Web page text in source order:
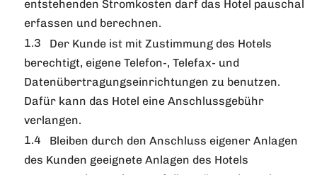
entstehenden Stromkosten darf das Hotel pauschal
erfassen und berechnen.
Der Kunde ist mit Zustimmung des Hotels
berechtigt, eigene Telefon-, Telefax- und
Datenübertragungseinrichtungen zu benutzen.
Dafür kann das Hotel eine Anschlussgebühr
verlangen.
Bleiben durch den Anschluss eigener Anlagen
des Kunden geeignete Anlagen des Hotels